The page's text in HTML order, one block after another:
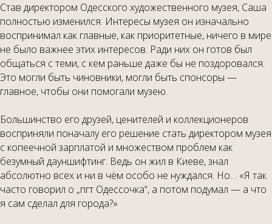
Став директором Одесского художественного музея, Саша
полностью изменился. Интересы музея он изначально
воспринимал как главные, как приоритетные, ничего в мире
не было важнее этих интересов. Ради них он готов был
общаться с теми, с кем раньше даже бы не поздоровался.
Это могли быть чиновники, могли быть спонсоры —
главное, чтобы они помогали музею.
Большинство его друзей, ценителей и коллекционеров
восприняли поначалу его решение стать директором музея
с копеечной зарплатой и множеством проблем как
безумный дауншифтинг. Ведь он жил в Киеве, знал
абсолютно всех и ни в чём особо не нуждался. Но… «Я так
часто говорил о „пгт Одессочка“, а потом подумал — а что
я сам сделал для города?»